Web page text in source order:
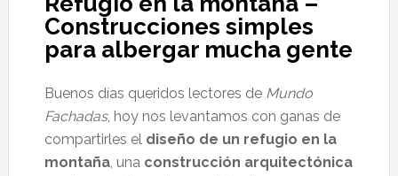
Construcciones simples
para albergar mucha gente
Buenos días queridos lectores de Mundo
Fachadas, hoy nos levantamos con ganas de
compartirles el diseño de un refugio en la
montaña, una construcción arquitectónica